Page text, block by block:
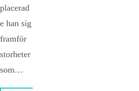
placerad
e han sig
framför
storheter
som…